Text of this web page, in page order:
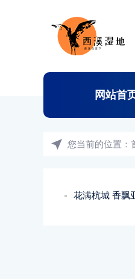
网站首
您当前的位置：
花满杭城 香飘